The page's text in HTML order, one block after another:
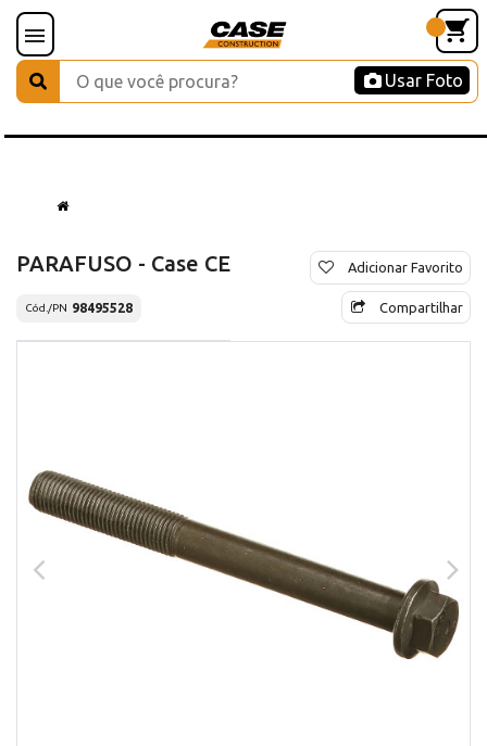
Usar Foto
PARAFUSO - Case CE
Cód./PN 98495528
Adicionar Favorito
Compartilhar